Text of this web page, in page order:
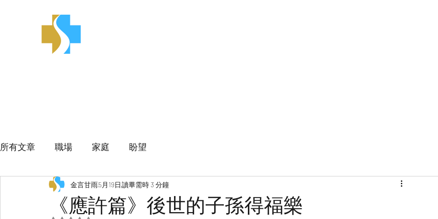
所有文章 職場 家庭 盼望
《應許篇》後世的子孫得福樂
金言甘雨5月19日讀畢需時 3 分鐘